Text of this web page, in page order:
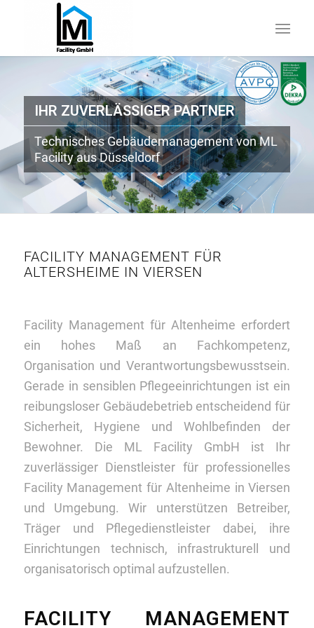
IHR ZUVERLÄSSIGER PARTNER
Technisches Gebäudemanagement von ML
Facility aus Düsseldorf
FACILITY MANAGEMENT FÜR
ALTERSHEIME IN VIERSEN
Facility Management für Altenheime erfordert
ein hohes Maß an Fachkompetenz,
Organisation und Verantwortungsbewusstsein.
Gerade in sensiblen Pflegeeinrichtungen ist ein
reibungsloser Gebäudebetrieb entscheidend für
Sicherheit, Hygiene und Wohlbefinden der
Bewohner. Die ML Facility GmbH ist Ihr
zuverlässiger Dienstleister für professionelles
Facility Management für Altenheime in Viersen
und Umgebung. Wir unterstützen Betreiber,
Träger und Pflegedienstleister dabei, ihre
Einrichtungen technisch, infrastrukturell und
organisatorisch optimal aufzustellen.
FACILITY MANAGEMENT